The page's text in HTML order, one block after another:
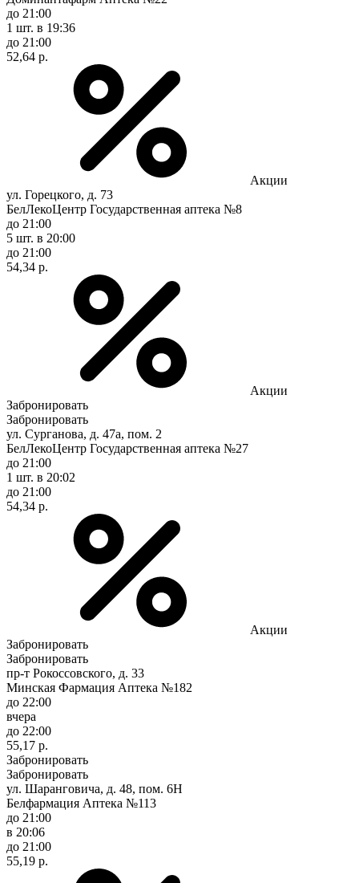
до 21:00
1 шт. в 19:36
до 21:00
52,64 р.
Акции
ул. Горецкого, д. 73
БелЛекоЦентр Государственная аптека №8
до 21:00
5 шт. в 20:00
до 21:00
54,34 р.
Акции
Забронировать
Забронировать
ул. Сурганова, д. 47а, пом. 2
БелЛекоЦентр Государственная аптека №27
до 21:00
1 шт. в 20:02
до 21:00
54,34 р.
Акции
Забронировать
Забронировать
пр-т Рокоссовского, д. 33
Минская Фармация Аптека №182
до 22:00
вчера
до 22:00
55,17 р.
Забронировать
Забронировать
ул. Шаранговича, д. 48, пом. 6Н
Белфармация Аптека №113
до 21:00
в 20:06
до 21:00
55,19 р.